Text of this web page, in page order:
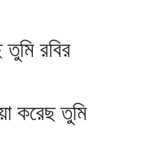
রবির
করেছ তুমি